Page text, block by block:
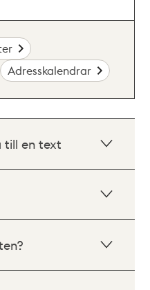
Adresskalendrar
till en text